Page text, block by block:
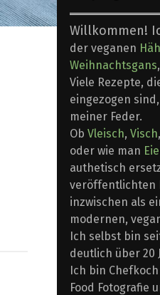
Willkommen!
der veganen
Weihnachtsgans,
Viele Rezepte,
eingezogen
meiner Feder.
Ob Vleisch, Visch,
oder wie man
authetisch
veröffentlichten
inzwischen als
modernen,
Ich selbst bin
deutlich über 20
Ich bin
Food Fotografie